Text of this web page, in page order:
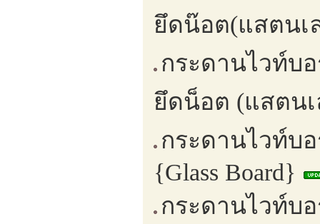
ยึดน๊อต(แสตนเ
กระดานไวท์บ
ยึดน็อต (แสตนเ
กระดานไวท์บ
{Glass Board}
กระดานไวท์บ